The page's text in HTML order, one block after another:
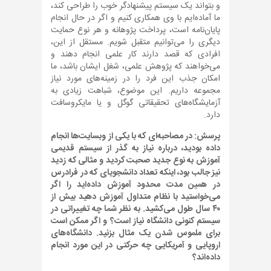
و بتواند یک سیستم پیشنهادگر خوب را طراحی کند،
ما آماده‌ایم با وی همکاری کنیم و اگر در حال انجام
پایان‌نامه است، پرداخت پژوهانه و هر نوع حمایت
دیگری را می‌توانیم متقبل شویم. مستقل از این،
افرادی که قصد دارند کار علمی انجام دهند و
می‌خواهند که پژوهش علمی، شغل ایشان باشد، ما
امکان جذب این فرد را در زمینه‌های مورد نیاز
مجموعه داریم. این موضوع، شباهت زیادی به
آزمایشگاه‌های تحقیقاتی گوگل و یا مایکروسافت
دارد.
پرسش: در مصاحبه‌ای که با یکی از وبسایت‌ها انجام
داده بودید، درباره نیاز به گذر از سیستم قدیمی
آموزش به نوع جدید صحبت کردید و مثالی که زدید
نیز جالب بود، اینکه تعداد دانشجویای که در فرادرس
در همین مدت محدود آموزش داده‌اید را اگر
می‌خواستید با نظام متداول آموزش دهید بیش از
۴۰ سال طول می‌کشید. به نظر شما چه تغییراتی در
سیستم کنونی دانشگاه نیاز است؟ و اگر ممکن است
برای ملموس شدن یک مثال بزنید. دانشگاه‌های
اروپایی و آمریکایی چه حرکتی در این مورد انجام
داده‌اند؟